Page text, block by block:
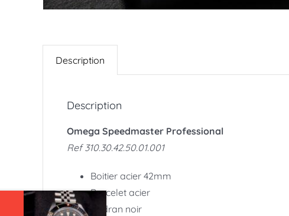
Description
Description
Omega Speedmaster Professional
Ref 310.30.42.50.01.001
Boitier acier 42mm
Bracelet acier
Cadran noir